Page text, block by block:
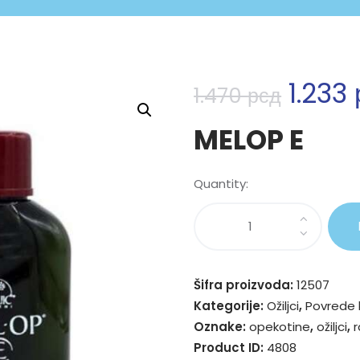
1.470рсд 1.233
MELOP E
Quantity:
Šifra proizvoda:12507
Kategorije:Ožiljci,Povrede
Oznake:opekotine,ožiljci,
Product ID: 4808